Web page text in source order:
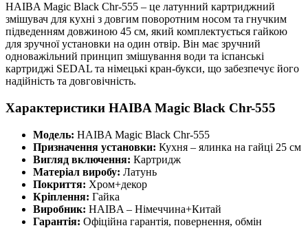
HAIBA Magic Black Chr-555 – це латунний картриджний
змішувач для кухні з довгим поворотним носом та гнучким
підведенням довжиною 45 см, який комплектується гайкою
для зручної установки на один отвір. Він має зручний
одноважільний принцип змішування води та іспанські
картриджі SEDAL та німецькі кран-букси, що забезпечує його
надійність та довговічність.
Характеристики HAIBA Magic Black Chr-555
Модель: HAIBA Magic Black Chr-555
Призначення установки: Кухня – ялинка на гайці 25 см
Вигляд включення: Картридж
Матеріал виробу: Латунь
Покриття: Хром+декор
Кріплення: Гайка
Виробник: HAIBA – Німеччина+Китай
Гарантія: Офіційна гарантія, повернення, обмін